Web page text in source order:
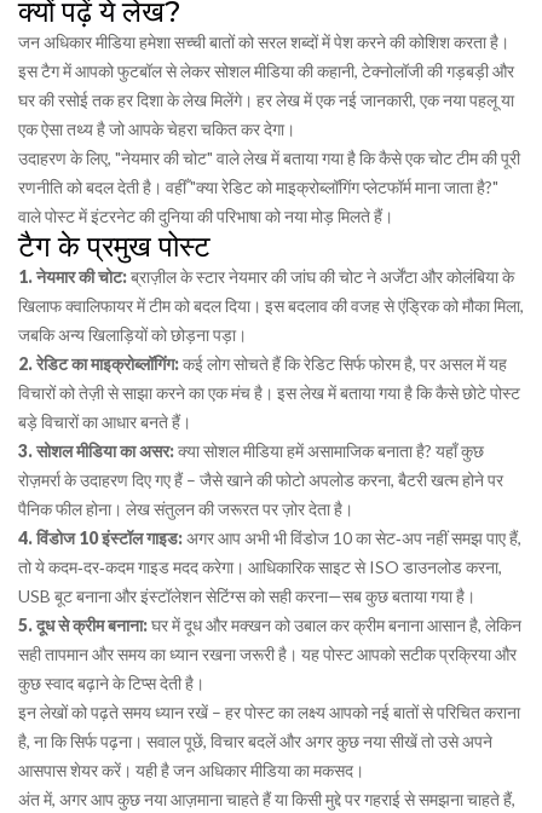
क्यों पढ़ें ये लेख?
जन अधिकार मीडिया हमेशा सच्ची बातों को सरल शब्दों में पेश करने की कोशिश करता है।
इस टैग में आपको फुटबॉल से लेकर सोशल मीडिया की कहानी, टेक्नोलॉजी की गड़बड़ी और
घर की रसोई तक हर दिशा के लेख मिलेंगे। हर लेख में एक नई जानकारी, एक नया पहलू या
एक ऐसा तथ्य है जो आपके चेहरा चकित कर देगा।
उदाहरण के लिए, "नेयमार की चोट" वाले लेख में बताया गया है कि कैसे एक चोट टीम की पूरी
रणनीति को बदल देती है। वहीँ "क्या रेडिट को माइक्रोब्लॉगिंग प्लेटफॉर्म माना जाता है?"
वाले पोस्ट में इंटरनेट की दुनिया की परिभाषा को नया मोड़ मिलते हैं।
टैग के प्रमुख पोस्ट
1. नेयमार की चोट:ब्राज़ील के स्टार नेयमार की जांघ की चोट ने अर्जेंटा और कोलंबिया के
खिलाफ क्वालिफायर में टीम को बदल दिया। इस बदलाव की वजह से एंड्रिक को मौका मिला,
जबकि अन्य खिलाड़ियों को छोड़ना पड़ा।
2. रेडिट का माइक्रोब्लॉगिंग:कई लोग सोचते हैं कि रेडिट सिर्फ फोरम है, पर असल में यह
विचारों को तेज़ी से साझा करने का एक मंच है। इस लेख में बताया गया है कि कैसे छोटे पोस्ट
बड़े विचारों का आधार बनते हैं।
3. सोशल मीडिया का असर:क्या सोशल मीडिया हमें असामाजिक बनाता है? यहाँ कुछ
रोज़मर्रा के उदाहरण दिए गए हैं – जैसे खाने की फोटो अपलोड करना, बैटरी खत्म होने पर
पैनिक फील होना। लेख संतुलन की जरूरत पर ज़ोर देता है।
4. विंडोज 10 इंस्टॉल गाइड:अगर आप अभी भी विंडोज 10 का सेट‑अप नहीं समझ पाए हैं,
तो ये कदम‑दर‑कदम गाइड मदद करेगा। आधिकारिक साइट से ISO डाउनलोड करना,
USB बूट बनाना और इंस्टॉलेशन सेटिंग्स को सही करना—सब कुछ बताया गया है।
5. दूध से क्रीम बनाना:घर में दूध और मक्खन को उबाल कर क्रीम बनाना आसान है, लेकिन
सही तापमान और समय का ध्यान रखना जरूरी है। यह पोस्ट आपको सटीक प्रक्रिया और
कुछ स्वाद बढ़ाने के टिप्स देती है।
इन लेखों को पढ़ते समय ध्यान रखें – हर पोस्ट का लक्ष्य आपको नई बातों से परिचित कराना
है, ना कि सिर्फ पढ़ना। सवाल पूछें, विचार बदलें और अगर कुछ नया सीखें तो उसे अपने
आसपास शेयर करें। यही है जन अधिकार मीडिया का मकसद।
अंत में, अगर आप कुछ नया आज़माना चाहते हैं या किसी मुद्दे पर गहराई से समझना चाहते हैं,